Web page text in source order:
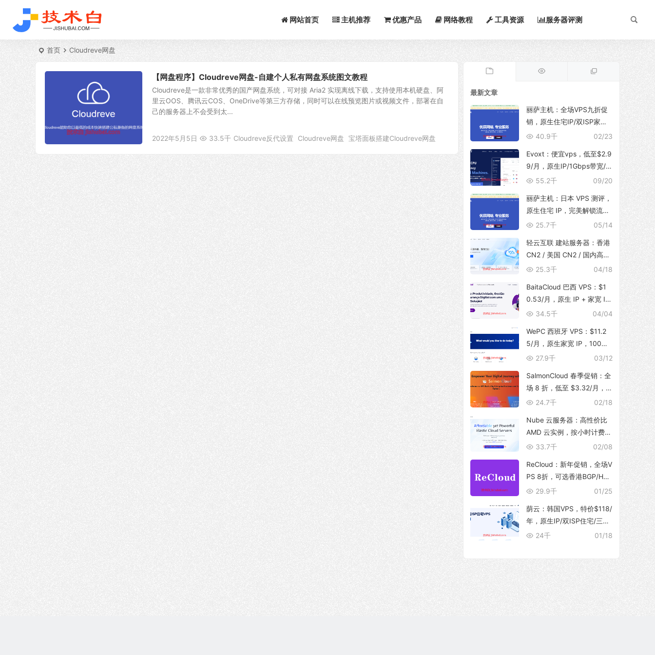
网站首页 主机推荐 优惠产品 网络教程 工具资源 服务器评测
首页 Cloudreve网盘
【网盘程序】Cloudreve网盘-自建个人私有网盘系统图文教程
Cloudreve是一款非常优秀的国产网盘系统，可对接 Aria2 实现离线下载，支持使用本机硬盘、阿
里云OOS、腾讯云COS、OneDrive等第三方存储，同时可以在线预览图片或视频文件，部署在自
己的服务器上不会受到太...
2022年5月5日 33.5千 Cloudreve反代设置 Cloudreve网盘 宝塔面板搭建Cloudreve网盘
最新文章
丽萨主机：全场VPS九折促
销，原生住宅IP/双ISP家
宽，支持TikTok运营、解锁
务
02/23
40.9千
Evoxt：便宜vps，低至$2.9
9/月，原生IP/1Gbps带宽/
支持新增多个IP地址，可选
印尼/马来西亚/美国/德国/英
国/波兰等地区
09/20
55.2千
丽萨主机：日本 VPS 测评，
原生住宅 IP，完美解锁流媒
体，支持 TikTok 运营，129
05/14
25.7千
轻云互联 建站服务器：香港
CN2 / 美国 CN2 / 国内高防
BGP，无限流量，建站首选
04/18
25.3千
BaitaCloud 巴西 VPS：$1
0.53/月，原生 IP + 家宽 IS
P，100Mbps 无限流量04/04
34.5千
WePC 西班牙 VPS：$11.2
5/月，原生家宽 IP，100Mb
ps 带宽，1T 流量，支持 Tik
03/12
27.9千
SalmonCloud 春季促销：全
场 8 折，低至 $3.32/月，
高性能 CPU + 10Gbps 大带
区
02/18
24.7千
Nube 云服务器：高性价比
AMD 云实例，按小时计费，
10Gbps 大带宽，解锁流媒
02/08
33.7千
ReCloud：新年促销，全场V
PS 8折，可选香港BGP/HG
C、台湾TFN/Hinet家宽、马
01/25
29.9千
荫云：韩国VPS，特价$118/
年，原生IP/双ISP住宅/三网
优化直连/250M带宽@5T流
01/18
24千